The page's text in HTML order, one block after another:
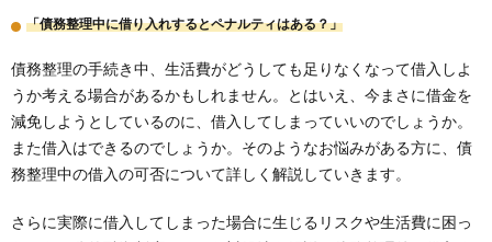
「債務整理中に借り入れするとペナルティはある？」
債務整理の手続き中、生活費がどうしても足りなくなって借入しよ
うか考える場合があるかもしれません。とはいえ、今まさに借金を
減免しようとしているのに、借入してしまっていいのでしょうか。
また借入はできるのでしょうか。そのようなお悩みがある方に、債
務整理中の借入の可否について詳しく解説していきます。
さらに実際に借入してしまった場合に生じるリスクや生活費に困っ